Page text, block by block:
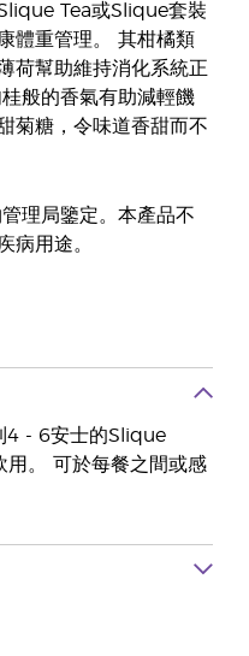
Tea或Slique套裝
體重管理。 其柑橘類
荷幫助維持消化系統正
般的香氣有助減輕饑
菊糖，令味道香甜而不
理局鑒定。本產品不
病用途。
4 - 6安士的Slique
用。 可於每餐之間或感